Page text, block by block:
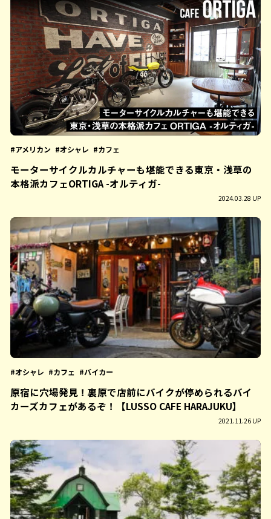
アメリカン オシャレ カフェ
モーターサイクルカルチャーも堪能できる東京・浅草の
本格派カフェORTIGA -オルティガ-
2024.03.28 UP
オシャレ カフェ バイカー
原宿に穴場発見！裏原で店前にバイクが停められるバイ
カーズカフェがあるぞ！【LUSSO CAFE HARAJUKU】
2021.11.26 UP